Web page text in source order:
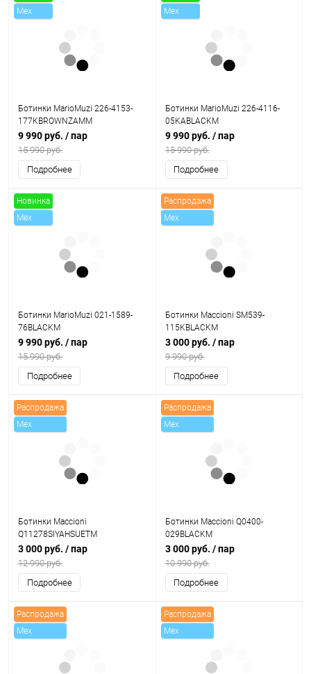
Mex
Ботинки MarioMuzi 226-4153-
177KBROWNZAMM
9 990 руб. / пар
15 990 руб.
Подробнее
Mex
Ботинки MarioMuzi 226-4116-
05KABLACKM
9 990 руб. / пар
15 990 руб.
Подробнее
Новинка
Mex
Ботинки MarioMuzi 021-1589-
76BLACKM
9 990 руб. / пар
15 990 руб.
Подробнее
Распродажа
Mex
Ботинки Maccioni SM539-
115KBLACKM
3 000 руб. / пар
9 990 руб.
Подробнее
Распродажа
Mex
Ботинки Maccioni
Q11278SIYAHSUETM
3 000 руб. / пар
12 990 руб.
Подробнее
Распродажа
Mex
Ботинки Maccioni Q0400-
029BLACKM
3 000 руб. / пар
10 990 руб.
Подробнее
Распродажа
Mex
Распродажа
Mex